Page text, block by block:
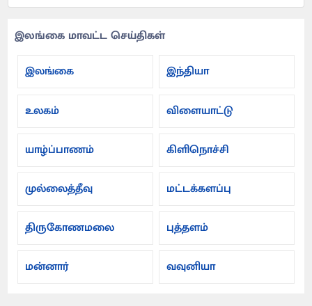
இலங்கை மாவட்ட செய்திகள்
இலங்கை
இந்தியா
உலகம் விளையாட்டு
யாழ்ப்பாணம் கிளிநொச்சி
முல்லைத்தீவு மட்டக்களப்பு
திருகோணமலை புத்தளம்
மன்னார் வவுனியா